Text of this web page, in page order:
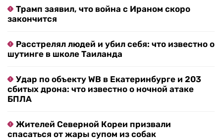
Трамп заявил, что война с Ираном скоро
закончится
Расстрелял людей и убил себя: что известно о
шутинге в школе Таиланда
Удар по объекту WB в Екатеринбурге и 203
сбитых дрона: что известно о ночной атаке
БПЛА
Жителей Северной Кореи призвали
спасаться от жары супом из собак